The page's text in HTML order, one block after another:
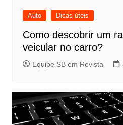
Auto Dicas úteis
Como descobrir um
veicular no carro?
Equipe SB em Revista